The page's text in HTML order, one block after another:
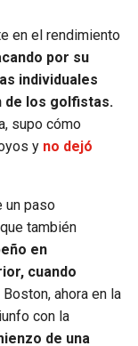
en el rendimiento
por su
individuales
de los golfistas.
supo cómo
y no dejó
un paso
también
en
cuando
ahora en la
con la
de una